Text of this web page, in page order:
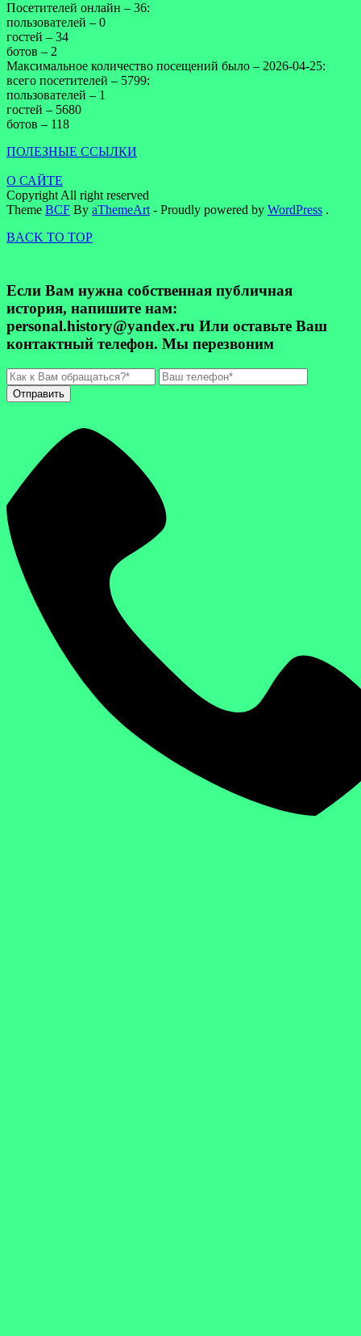
Посетителей онлайн – 36:
пользователей – 0
гостей – 34
ботов – 2
Максимальное количество посещений было – 2026-04-25:
всего посетителей – 5799:
пользователей – 1
гостей – 5680
ботов – 118
ПОЛЕЗНЫЕ ССЫЛКИ
О САЙТЕ
Copyright All right reserved
Theme BCF By aThemeArt - Proudly powered by WordPress .
BACK TO TOP
Если Вам нужна собственная публичная
история, напишите нам:
personal.history@yandex.ru Или оставьте Ваш
контактный телефон. Мы перезвоним
Отправить